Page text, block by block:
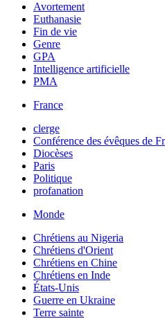
Avortement
Euthanasie
Fin de vie
Genre
GPA
Intelligence artificielle
PMA
France
clerge
Conférence des évêques de
Diocèses
Paris
Politique
profanation
Monde
Chrétiens au Nigeria
Chrétiens d'Orient
Chrétiens en Chine
Chrétiens en Inde
États-Unis
Guerre en Ukraine
Terre sainte